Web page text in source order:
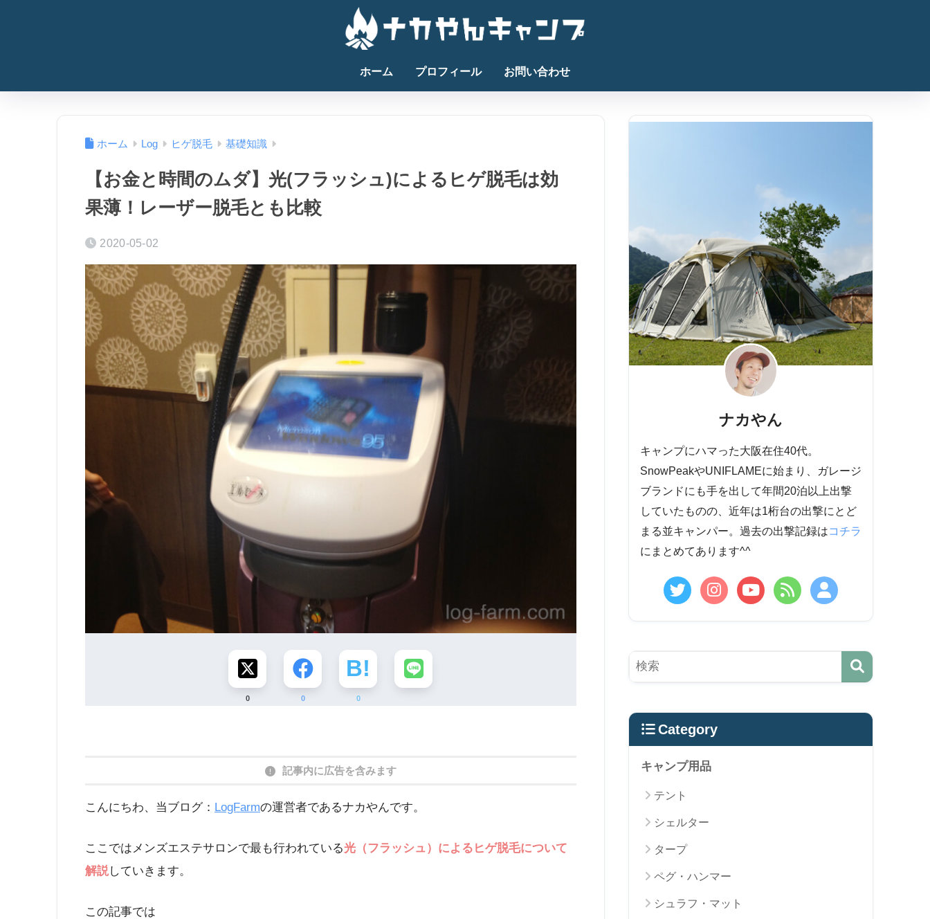
ホーム プロフィール お問い合わせ
ホーム Log ヒゲ脱毛 基礎知識
【お金と時間のムダ】光(フラッシュ)によるヒゲ脱毛は効
果薄！レーザー脱毛とも比較
2020-05-02
0 0 0
記事内に広告を含みます
こんにちわ、当ブログ： LogFarmの運営者であるナカやんです。
ここではメンズエステサロンで最も行われている光（フラッシュ）によるヒゲ脱毛について
解説していきます。
この記事では
ナカやん
キャンプにハマった大阪在住40代。
SnowPeakやUNIFLAMEに始まり、ガレージ
ブランドにも手を出して年間20泊以上出撃
していたものの、近年は1桁台の出撃にとど
まる並キャンパー。過去の出撃記録はコチラ
にまとめてあります^^
Category
キャンプ用品
テント
シェルター
タープ
ペグ・ハンマー
シュラフ・マット